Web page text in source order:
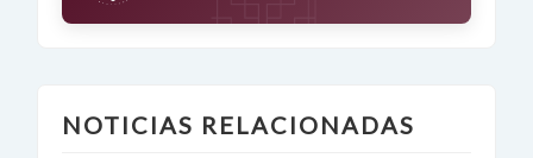
NOTICIAS RELACIONADAS